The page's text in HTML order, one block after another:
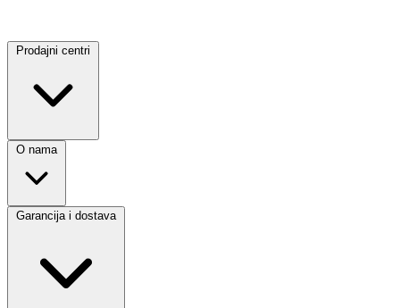
Prodajni centri
O nama
Garancija i dostava